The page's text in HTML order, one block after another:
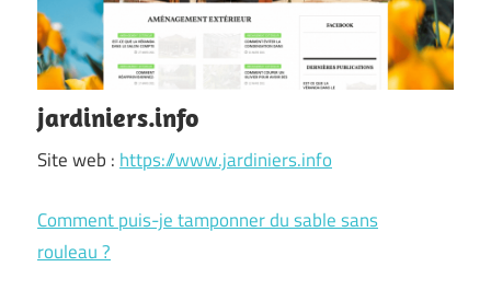
jardiniers.info
Site web : https://www.jardiniers.info
Comment puis-je tamponner du sable sans
rouleau ?